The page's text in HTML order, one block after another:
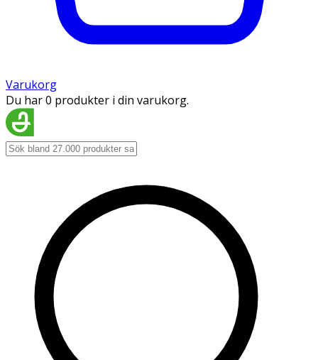
Varukorg
Du har 0 produkter i din varukorg.